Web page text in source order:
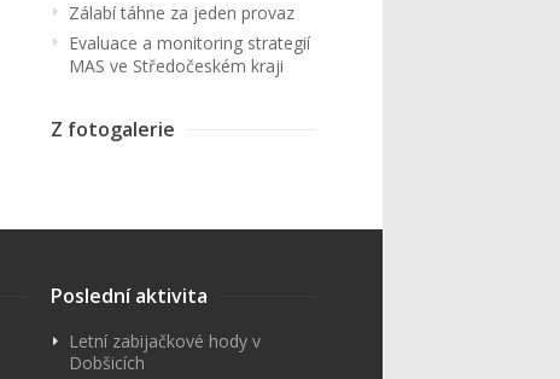
Zálabí táhne za jeden provaz
Evaluace a monitoring strategií
MAS ve Středočeském kraji
Z fotogalerie
Poslední aktivita
Letní zabijačkové hody v
Dobšicích